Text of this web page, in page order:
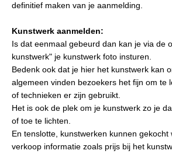
definitief maken van je aanmelding.
Kunstwerk aanmelden:
Is dat eenmaal gebeurd dan kan je via de
kunstwerk" je kunstwerk foto insturen.
Bedenk ook dat je hier het kunstwerk kan
algemeen vinden bezoekers het fijn om te
of technieken er zijn gebruikt.
Het is ook de plek om je kunstwerk zo je
of toe te lichten.
En tenslotte, kunstwerken kunnen gekocht
verkoop informatie zoals prijs bij het